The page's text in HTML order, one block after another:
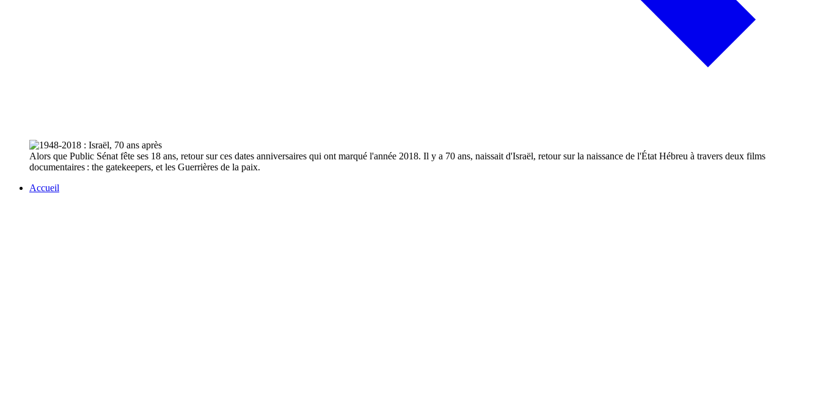
Alors que Public Sénat fête ses 18 ans, retour sur ces dates anniversaires qui ont marqué l'année 2018. Il y a 70 ans, naissait d'Israël, retour sur la naissance de l'État Hébreu à travers deux films
documentaires : the gatekeepers, et les Guerrières de la paix.
Accueil